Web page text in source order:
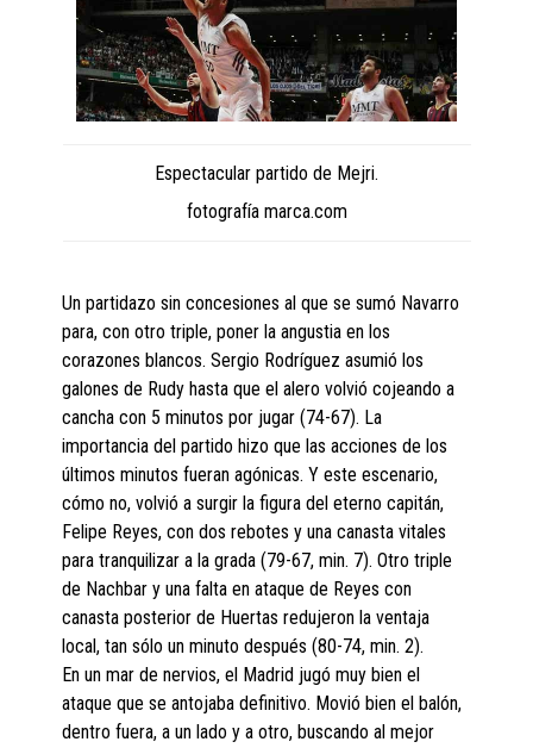
Espectacular partido de Mejri.
fotografía marca.com
Un partidazo sin concesiones al que se sumó Navarro
para, con otro triple, poner la angustia en los
corazones blancos. Sergio Rodríguez asumió los
galones de Rudy hasta que el alero volvió cojeando a
cancha con 5 minutos por jugar (74-67). La
importancia del partido hizo que las acciones de los
últimos minutos fueran agónicas. Y este escenario,
cómo no, volvió a surgir la figura del eterno capitán,
Felipe Reyes, con dos rebotes y una canasta vitales
para tranquilizar a la grada (79-67, min. 7). Otro triple
de Nachbar y una falta en ataque de Reyes con
canasta posterior de Huertas redujeron la ventaja
local, tan sólo un minuto después (80-74, min. 2).
En un mar de nervios, el Madrid jugó muy bien el
ataque que se antojaba definitivo. Movió bien el balón,
dentro fuera, a un lado y a otro, buscando al mejor